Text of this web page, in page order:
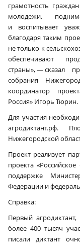
грамотность
молодежи,
и воспитывает
благодаря таким
не только к
обеспечивают
страны», — сказал
собрания
координатор
Россия» Игорь Тюрин.
Для участия
агродиктант.рф.
Нижегородской
Проект реализует
проекта
поддержке
Федерации и
Справка:
Первый
более 400 тысяч
писали диктант